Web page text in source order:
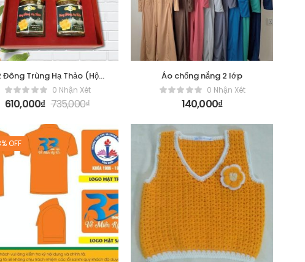
Đông Trùng Hạ Thảo (Hộp
Đôi)0 Nhận Xét
610,000₫ 735,000₫
Áo chống nắng 2 lớp
0 Nhận Xét
140,000₫
OFF